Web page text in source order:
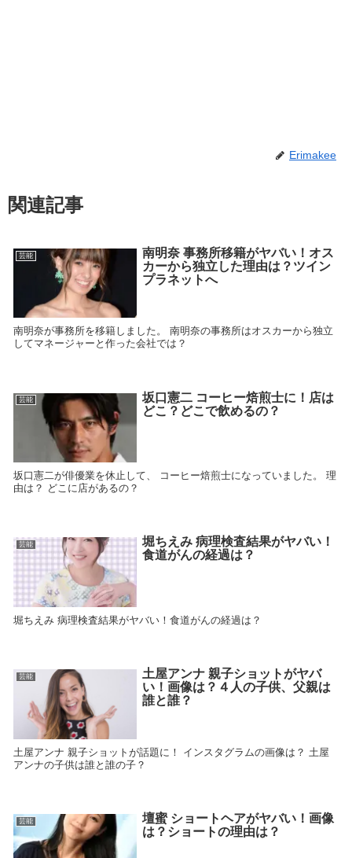
Erimakee
関連記事
芸能
南明奈 事務所移籍がヤバい！オス
カーから独立した理由は？ツイン
プラネットへ
南明奈が事務所を移籍しました。 南明奈の事務所はオスカーから独立
してマネージャーと作った会社では？
芸能
坂口憲二 コーヒー焙煎士に！店は
どこ？どこで飲めるの？
坂口憲二が俳優業を休止して、 コーヒー焙煎士になっていました。 理
由は？ どこに店があるの？
芸能
堀ちえみ 病理検査結果がヤバい！
食道がんの経過は？
堀ちえみ 病理検査結果がヤバい！食道がんの経過は？
芸能
土屋アンナ 親子ショットがヤバ
い！画像は？４人の子供、父親は
誰と誰？
土屋アンナ 親子ショットが話題に！ インスタグラムの画像は？ 土屋
アンナの子供は誰と誰の子？
芸能
壇蜜 ショートヘアがヤバい！画像
は？ショートの理由は？